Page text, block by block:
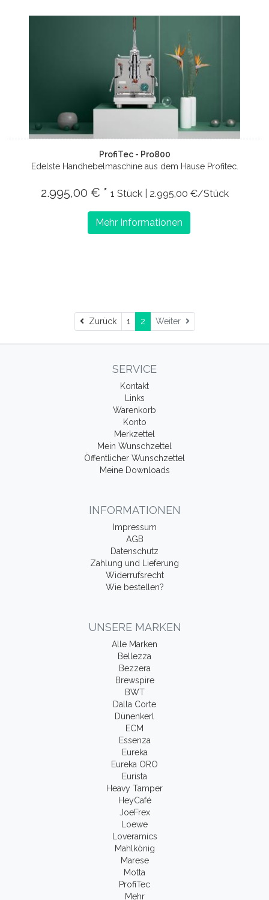
ProfiTec - Pro800
Edelste Handhebelmaschine aus dem Hause Profitec.
2.995,00 € * 1 Stück | 2.995,00 €/Stück
Mehr Informationen
ZurückZurück
1 2 Weiter
SERVICE
Kontakt
Links
Warenkorb
Konto
Merkzettel
Mein Wunschzettel
Öffentlicher Wunschzettel
Meine Downloads
INFORMATIONEN
Impressum
AGB
Datenschutz
Zahlung und Lieferung
Widerrufsrecht
Wie bestellen?
UNSERE MARKEN
Alle Marken
Bellezza
Bezzera
Brewspire
BWT
Dalla Corte
Dünenkerl
ECM
Essenza
Eureka
Eureka ORO
Eurista
Heavy Tamper
HeyCafé
JoeFrex
Loewe
Loveramics
Mahlkönig
Marese
Motta
ProfiTec
Mehr